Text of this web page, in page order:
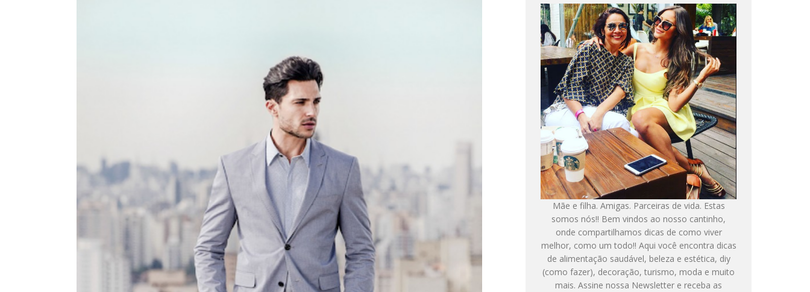
Mãe e filha. Amigas. Parceiras de vida. Estas
somos nós!! Bem vindos ao nosso cantinho,
onde compartilhamos dicas de como viver
melhor, como um todo!! Aqui você encontra dicas
de alimentação saudável, beleza e estética, diy
(como fazer), decoração, turismo, moda e muito
mais. Assine nossa Newsletter e receba as